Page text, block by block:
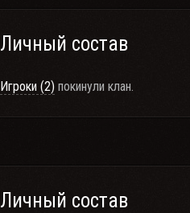
Личный состав
Игроки (2) покинули клан.
Личный состав